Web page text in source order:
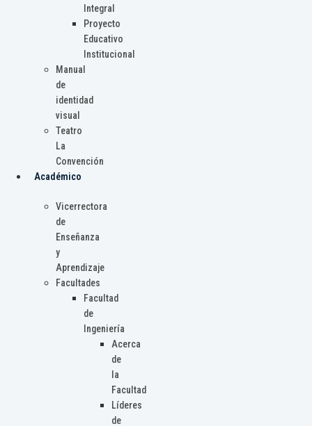
Integral
Proyecto
Educativo
Institucional
Manual
de
identidad
visual
Teatro
La
Convención
Académico
Vicerrectora
de
Enseñanza
y
Aprendizaje
Facultades
Facultad
de
Ingeniería
Acerca
de
la
Facultad
Líderes
de